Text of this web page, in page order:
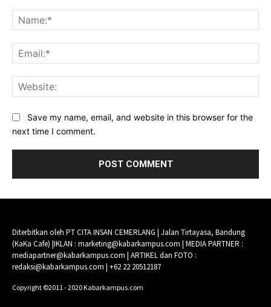
Save my name, email, and website in this browser for the
next time I comment.
Diterbitkan oleh PT CITA INSAN CEMERLANG | Jalan Tirtayasa, Bandung
(KaKa Cafe) |IKLAN : marketing@kabarkampus.com | MEDIA PARTNER :
mediapartner@kabarkampus.com | ARTIKEL dan FOTO :
redaksi@kabarkampus.com | +62 22 20512187
Copyright ©2011 - 2020 Kabarkampus.com